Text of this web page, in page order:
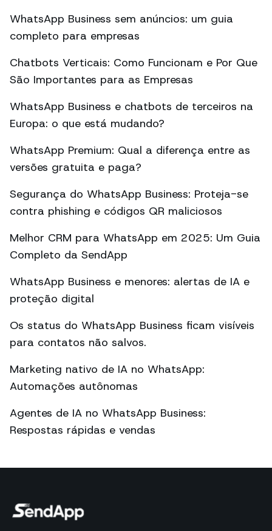
WhatsApp Business sem anúncios: um guia
completo para empresas
Chatbots Verticais: Como Funcionam e Por Que
São Importantes para as Empresas
WhatsApp Business e chatbots de terceiros na
Europa: o que está mudando?
WhatsApp Premium: Qual a diferença entre as
versões gratuita e paga?
Segurança do WhatsApp Business: Proteja-se
contra phishing e códigos QR maliciosos
Melhor CRM para WhatsApp em 2025: Um Guia
Completo da SendApp
WhatsApp Business e menores: alertas de IA e
proteção digital
Os status do WhatsApp Business ficam visíveis
para contatos não salvos.
Marketing nativo de IA no WhatsApp:
Automações autônomas
Agentes de IA no WhatsApp Business:
Respostas rápidas e vendas